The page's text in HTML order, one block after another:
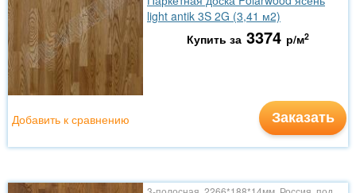
light antik 3S 2G (3,41 м2)
Купить за 3374 р/м2
Заказать
Добавить к сравнению